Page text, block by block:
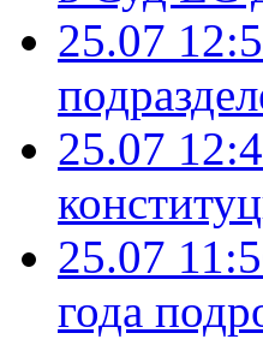
25.07
25.07
25.07
года